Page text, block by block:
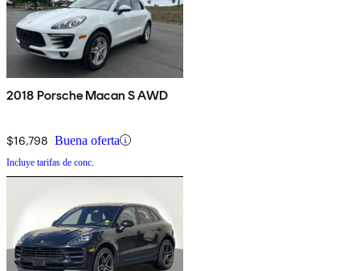
2018 Porsche Macan S AWD
$16,798 Buena oferta
Incluye tarifas de conc.